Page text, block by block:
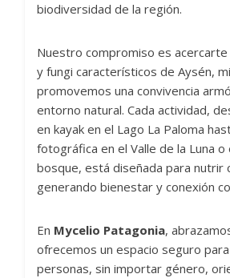
biodiversidad de la región.
Nuestro compromiso es acercarte
y fungi característicos de Aysén,
promovemos una convivencia
entorno natural. Cada actividad,
en kayak en el Lago La Paloma
fotográfica en el Valle de la Luna o
bosque, está diseñada para nutrir
generando bienestar y conexión
En Mycelio Patagonia,
ofrecemos un espacio seguro
personas, sin importar género,